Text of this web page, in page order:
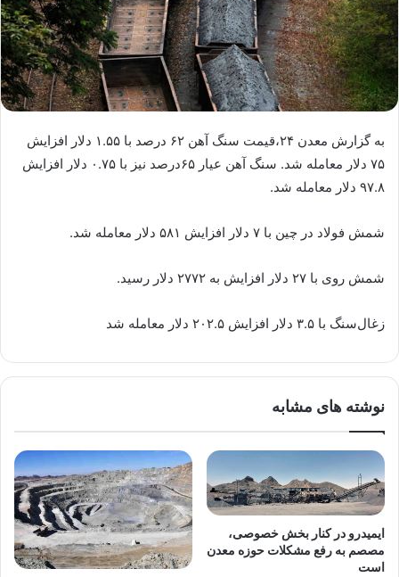
به گزارش معدن ۲۴،قیمت سنگ آهن ۶۲ درصد با ۱.۵۵ دلار افزایش
۷۵ دلار معامله شد. سنگ آهن عیار ۶۵درصد نیز با ۰.۷۵ دلار افزایش
۹۷.۸ دلار معامله شد.
شمش فولاد در چین با ۷ دلار افزایش ۵۸۱ دلار معامله شد.
شمش روی با ۲۷ دلار افزایش به ۲۷۷۲ دلار رسید.
زغال‌سنگ با ۳.۵ دلار افزایش ۲۰۲.۵ دلار معامله شد
نوشته های مشابه
ایمیدرو در کنار بخش خصوصی،
مصصم به رفع مشکلات حوزه معدن
است